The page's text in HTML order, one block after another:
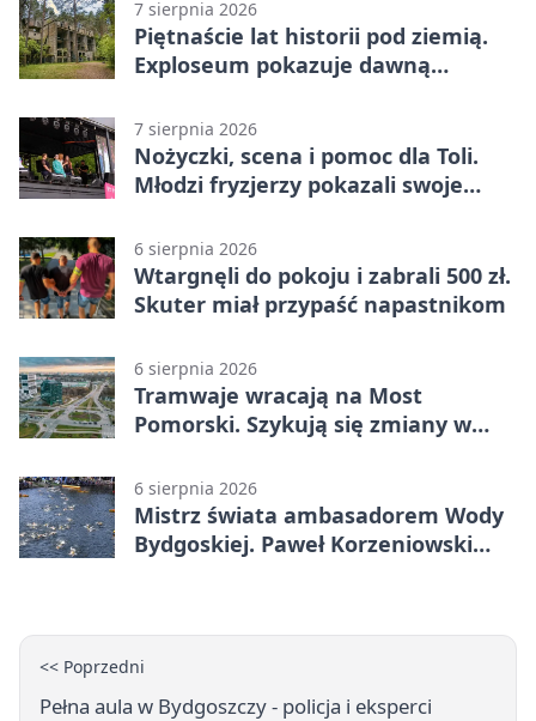
7 sierpnia 2026
Piętnaście lat historii pod ziemią.
Exploseum pokazuje dawną
7 sierpnia 2026
Nożyczki, scena i pomoc dla Toli.
Młodzi fryzjerzy pokazali swoje
6 sierpnia 2026
Wtargnęli do pokoju i zabrali 500 zł.
Skuter miał przypaść napastnikom
6 sierpnia 2026
Tramwaje wracają na Most
Pomorski. Szykują się zmiany w
6 sierpnia 2026
Mistrz świata ambasadorem Wody
Bydgoskiej. Paweł Korzeniowski
<< Poprzedni
Pełna aula w Bydgoszczy - policja i eksperci